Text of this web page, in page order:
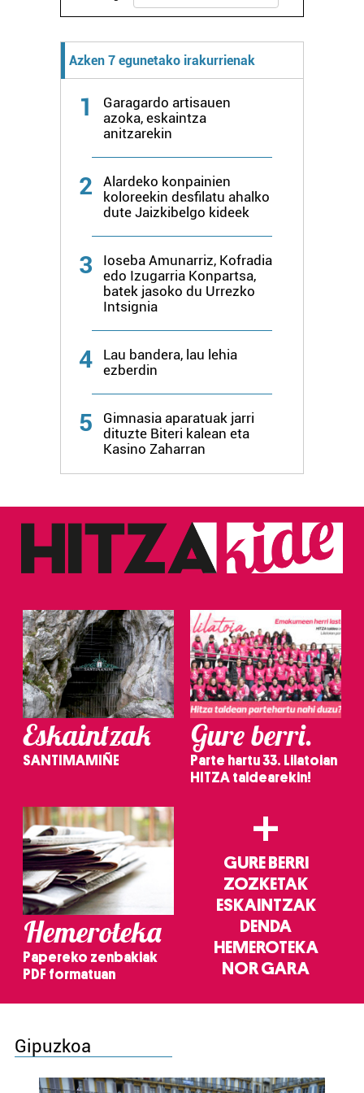
Azken 7 egunetako irakurrienak
1
Garagardo artisauen
azoka, eskaintza
anitzarekin
2
Alardeko konpainien
koloreekin desfilatu ahalko
dute Jaizkibelgo kideek
3
Ioseba Amunarriz, Kofradia
edo Izugarria Konpartsa,
batek jasoko du Urrezko
Intsignia
4
Lau bandera, lau lehia
ezberdin
5
Gimnasia aparatuak jarri
dituzte Biteri kalean eta
Kasino Zaharran
Eskaintzak
SANTIMAMIÑE
Gure berri.
Parte hartu 33. Lilatoian
HITZA taldearekin!
Hemeroteka
Papereko zenbakiak
PDF formatuan
+
GURE BERRI
ZOZKETAK
ESKAINTZAK
DENDA
HEMEROTEKA
NOR GARA
Gipuzkoa